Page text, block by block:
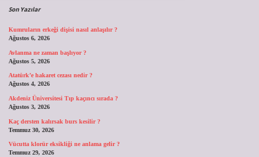
Son Yazılar
Kumruların erkeği dişisi nasıl anlaşılır ?
Ağustos 6, 2026
Avlanma ne zaman başlıyor ?
Ağustos 5, 2026
Atatürk’e hakaret cezası nedir ?
Ağustos 4, 2026
Akdeniz Üniversitesi Tıp kaçıncı sırada ?
Ağustos 3, 2026
Kaç dersten kalırsak burs kesilir ?
Temmuz 30, 2026
Vücutta klorür eksikliği ne anlama gelir ?
Temmuz 29, 2026